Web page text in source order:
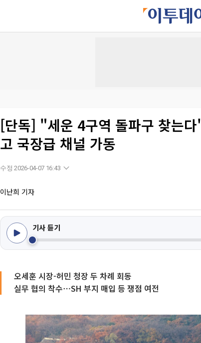
[단독] "세운 4구역 돌파구 찾는
고 국장급 채널 가동
수정 2026-04-07 16:43
이난희 기자
기사 듣기
오세훈 시장-허민 청장 두 차례 회동
실무 협의 착수⋯SH 부지 매입 등 쟁점 여전